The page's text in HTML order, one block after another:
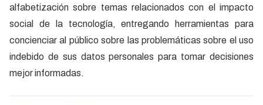
alfabetización sobre temas relacionados con el impacto
social de la tecnología, entregando herramientas para
concienciar al público sobre las problemáticas sobre el uso
indebido de sus datos personales para tomar decisiones
mejor informadas.